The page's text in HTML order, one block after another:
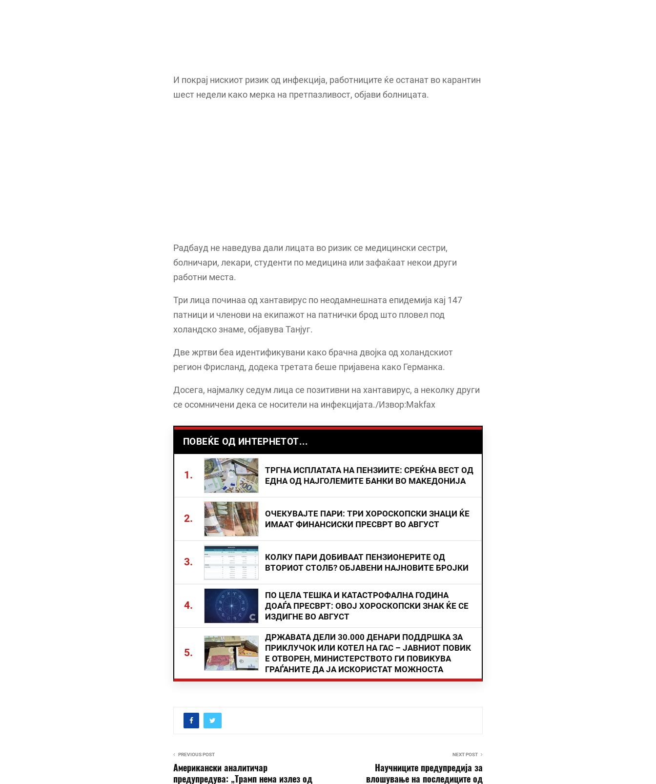
И покрај нискиот ризик од инфекција, работниците ќе останат во карантин
шест недели како мерка на претпазливост, објави болницата.
Радбауд не наведува дали лицата во ризик се медицински сестри,
болничари, лекари, студенти по медицина или зафаќаат некои други
работни места.
Три лица починаа од хантавирус по неодамнешната епидемија кај 147
патници и членови на екипажот на патнички брод што пловел под
холандско знаме, објавува Танјуг.
Две жртви беа идентификувани како брачна двојка од холандскиот
регион Фрисланд, додека третата беше пријавена како Германка.
Досега, најмалку седум лица се позитивни на хантавирус, а неколку други
се осомничени дека се носители на инфекцијата./Извор:Makfax
ПОВЕЌЕ ОД ИНТЕРНЕТОТ...
1.
ТРГНА ИСПЛАТАТА НА ПЕНЗИИТЕ: СРЕЌНА ВЕСТ ОД
ЕДНА ОД НАЈГОЛЕМИТЕ БАНКИ ВО МАКЕДОНИЈА
2.
ОЧЕКУВАЈТЕ ПАРИ: ТРИ ХОРОСКОПСКИ ЗНАЦИ ЌЕ
ИМААТ ФИНАНСИСКИ ПРЕСВРТ ВО АВГУСТ
3.
КОЛКУ ПАРИ ДОБИВААТ ПЕНЗИОНЕРИТЕ ОД
ВТОРИОТ СТОЛБ? ОБЈАВЕНИ НАЈНОВИТЕ БРОЈКИ
4.
ПО ЦЕЛА ТЕШКА И КАТАСТРОФАЛНА ГОДИНА
ДОАЃА ПРЕСВРТ: ОВОЈ ХОРОСКОПСКИ ЗНАК ЌЕ СЕ
ИЗДИГНЕ ВО АВГУСТ
5.
ДРЖАВАТА ДЕЛИ 30.000 ДЕНАРИ ПОДДРШКА ЗА
ПРИКЛУЧОК ИЛИ КОТЕЛ НА ГАС – ЈАВНИОТ ПОВИК
Е ОТВОРЕН, МИНИСТЕРСТВОТО ГИ ПОВИКУВА
ГРАЃАНИТЕ ДА ЈА ИСКОРИСТАТ МОЖНОСТА
PREVIOUS POST
Американски аналитичар
предупредува: „Трамп нема излез од
NEXT POST
Научниците предупредија за
влошување на последиците од